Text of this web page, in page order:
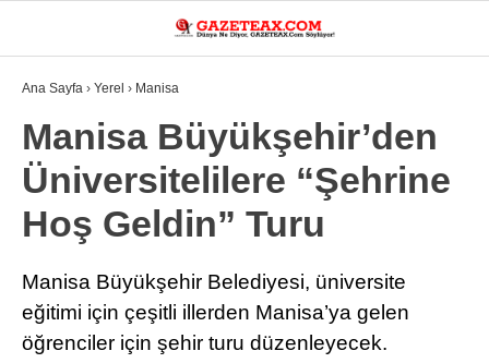
22.6
MANISA
DÜNYA
ASAYIŞ
SIYASET
EKONOMI
Ana Sayfa › Yerel › Manisa
Manisa Büyükşehir’den
Üniversitelilere “Şehrine
Hoş Geldin” Turu
Manisa Büyükşehir Belediyesi, üniversite
eğitimi için çeşitli illerden Manisa’ya gelen
öğrenciler için şehir turu düzenleyecek.